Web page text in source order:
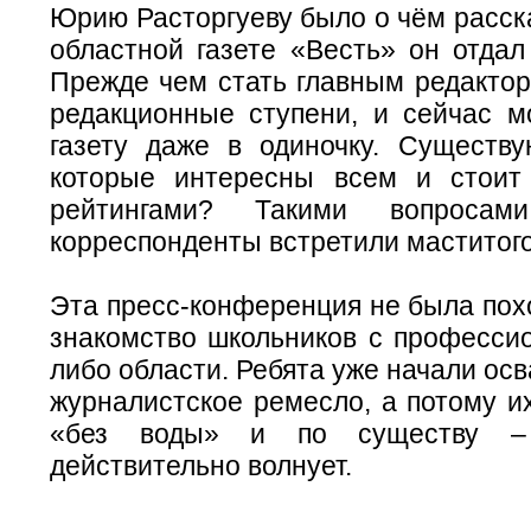
Юрию Расторгуеву было о чём
областной газете «Весть» он
Прежде чем стать главным
редакционные ступени, и сейчас
газету даже в одиночку.
которые интересны всем и
рейтингами? Такими
корреспонденты встретили
Эта пресс-конференция не была
знакомство школьников с
либо области. Ребята уже начали
журналистское ремесло, а потому
«без воды» и по существу
действительно волнует.